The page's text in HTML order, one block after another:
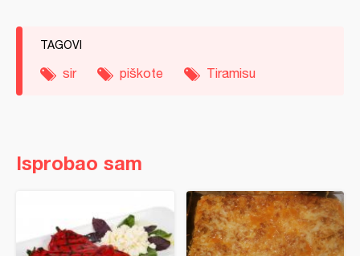
TAGOVI
sir piškote Tiramisu
Isprobao sam